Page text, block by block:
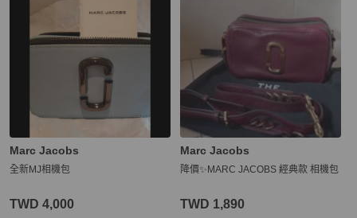
Marc Jacobs
全新MJ相機包
TWD 4,000
Marc Jacobs
降價✨MARC JACOBS 經典款 相機包
TWD 1,890